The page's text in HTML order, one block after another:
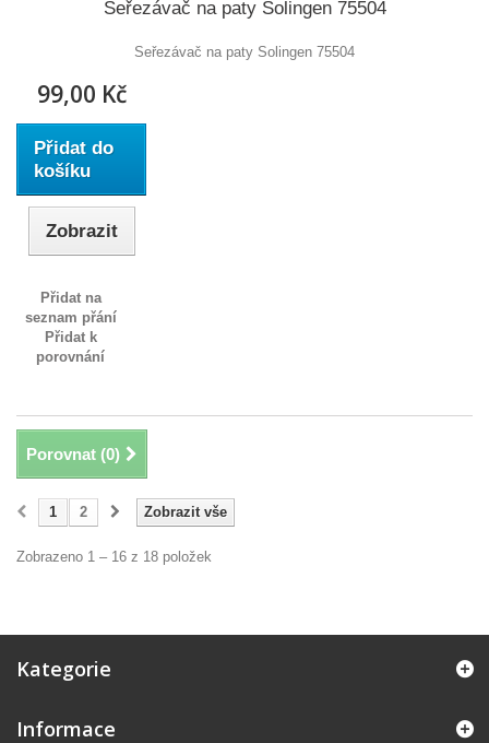
Seřezávač na paty Solingen 75504
Seřezávač na paty Solingen 75504
99,00 Kč
Přidat do
košíku
Zobrazit
Přidat na
seznam přání
Přidat k
porovnání
Porovnat (0)
Zobrazit vše
1 2
Zobrazeno 1 – 16 z 18 položek
Kategorie
Informace